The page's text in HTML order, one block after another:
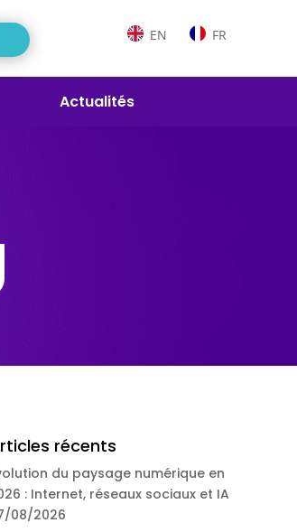
EN FR
Actualités
récents
du paysage numérique en
: Internet, réseaux sociaux et IA
08/2026